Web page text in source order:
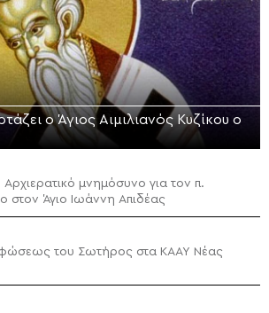
ο Άγιος Αιμιλιανός Κυζίκου ο
μνημόσυνο για τον π.
στον Άγιο Ιωάννη Απιδέας
του Σωτήρος στα ΚΑΑΥ Νέας